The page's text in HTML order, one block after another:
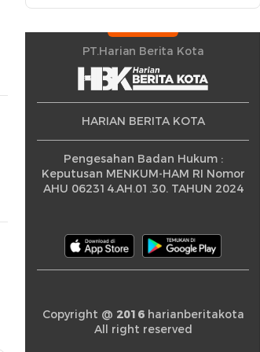
PT.Harian Berita Kota
HARIAN BERITA KOTA
Pengesahan Badan Hukum :
Keputusan MENKUM-HAM RI Nomor
AHU 062314.AH.01.30. TAHUN 2024
Copyright @ 2016harianberitakota
All right reserved